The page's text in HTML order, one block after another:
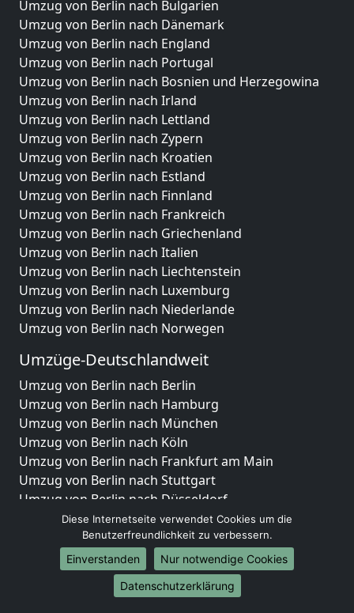
Umzug von Berlin nach Bulgarien
Umzug von Berlin nach Dänemark
Umzug von Berlin nach England
Umzug von Berlin nach Portugal
Umzug von Berlin nach Bosnien und Herzegowina
Umzug von Berlin nach Irland
Umzug von Berlin nach Lettland
Umzug von Berlin nach Zypern
Umzug von Berlin nach Kroatien
Umzug von Berlin nach Estland
Umzug von Berlin nach Finnland
Umzug von Berlin nach Frankreich
Umzug von Berlin nach Griechenland
Umzug von Berlin nach Italien
Umzug von Berlin nach Liechtenstein
Umzug von Berlin nach Luxemburg
Umzug von Berlin nach Niederlande
Umzug von Berlin nach Norwegen
Umzüge-Deutschlandweit
Umzug von Berlin nach Berlin
Umzug von Berlin nach Hamburg
Umzug von Berlin nach München
Umzug von Berlin nach Köln
Umzug von Berlin nach Frankfurt am Main
Umzug von Berlin nach Stuttgart
Umzug von Berlin nach Düsseldorf
Umzug von Berlin nach Leipzig
Umzug von Berlin nach Dortmund
Umzug von Berlin nach Essen
Umzug von Berlin nach Bremen
Umzug von Berlin nach Dresden
Diese Internetseite verwendet Cookies um die
Benutzerfreundlichkeit zu verbessern.
Einverstanden
Nur notwendige Cookies
Datenschutzerklärung